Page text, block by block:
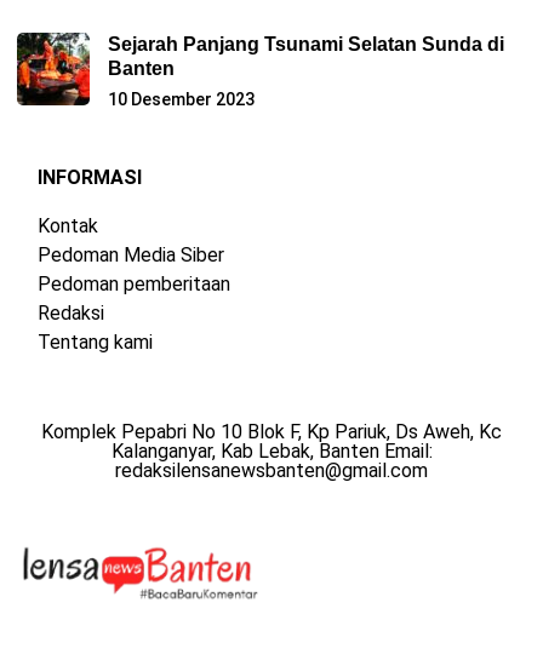
Sejarah Panjang Tsunami Selatan Sunda di
Banten
10 Desember 2023
INFORMASI
Kontak
Pedoman Media Siber
Pedoman pemberitaan
Redaksi
Tentang kami
Komplek Pepabri No 10 Blok F, Kp Pariuk, Ds Aweh, Kc
Kalanganyar, Kab Lebak, Banten Email:
redaksilensanewsbanten@gmail.com